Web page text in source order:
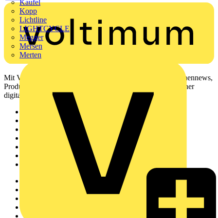
Kaufel
Kopp
Lichtline
LIGHTCYCLE
Megger
Mersen
Merten
Mit Voltimum erhalten Elektrofachkräfte Zugang zu Branchennews,
Produktinformationen, Schulungen und Tools – alles auf einer
digitalen Plattform und Community.
Häufig gestellte Fragen